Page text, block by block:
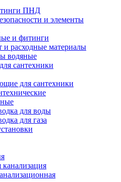
ПНД
и элементы
и фитинги
и расходные материалы
водяные
сантехники
для сантехники
для воды
для газа